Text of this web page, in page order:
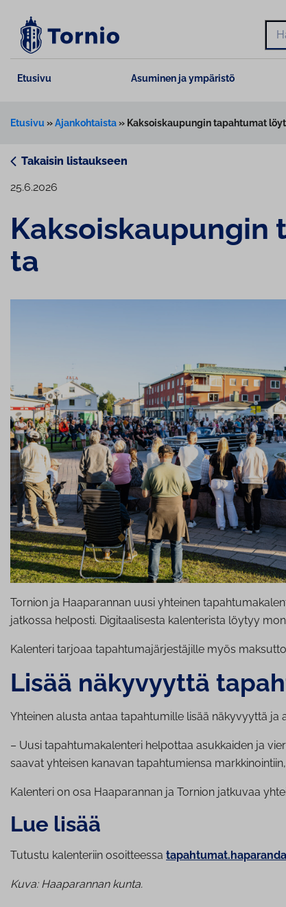
sisältöön
Hae
Etusivu Asuminen ja ympäristö
Etusivu »Ajankohtaista» Kaksoiskaupungin tapahtumat
Takaisin listaukseen
25.6.2026
ta
Tornion ja Haaparannan uusi yhteinen
jatkossa helposti. Digitaalisesta kalenterista löytyy
Kalenteri tarjoaa tapahtumajärjestäjille myös
Lisää näkyvyyttä
Yhteinen alusta antaa tapahtumille lisää näkyvyyttä
– Uusi tapahtumakalenteri helpottaa asukkaiden ja
saavat yhteisen kanavan tapahtumiensa
Kalenteri on osa Haaparannan ja Tornion jatkuvaa
Lue lisää
Tutustu kalenteriin osoitteessa
Kuva: Haaparannan kunta.